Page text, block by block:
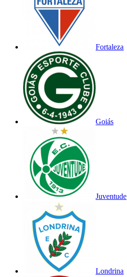
Fortaleza
Goiás
Juventude
Londrina